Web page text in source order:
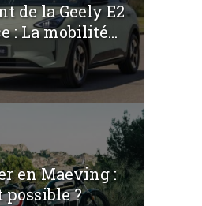
de la Geely E2
: La mobilité...
en Maeving :
possible ?